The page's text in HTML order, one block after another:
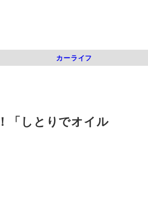
カーライフ
「しとりでオイル